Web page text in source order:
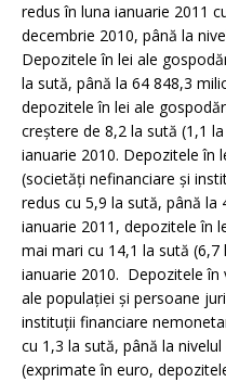
redus în luna ianuarie 2011
decembrie 2010, până la
Depozitele în lei ale
la sută, până la 64 848,3
depozitele în lei ale
creştere de 8,2 la sută (1,1
ianuarie 2010. Depozitele în
(societăţi nefinanciare şi
redus cu 5,9 la sută, până la
ianuarie 2011, depozitele în
mai mari cu 14,1 la sută
ianuarie 2010. Depozitele
ale populaţiei şi persoane
instituţii financiare
cu 1,3 la sută, până la
(exprimate în euro,